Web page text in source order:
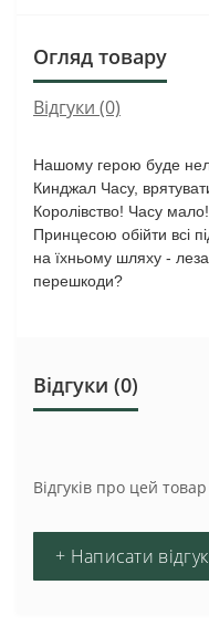
Огляд товару
Відгуки (0)
Нашому герою буде
Кинджал Часу,
Королівство! Часу
Принцесою обійти всі
на їхньому шляху -
перешкоди?
Відгуки (0)
Відгуків про цей
+ Написати відгук